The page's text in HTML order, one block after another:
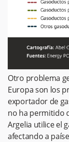
Otro problema
Europa son los
exportador de
no ha permitido
Argelia utilice el
afectando a